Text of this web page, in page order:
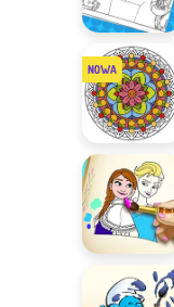
Straż
Sztuka
chlapania:
Taffy
Mandala
Coloring Book
Kraina Lodu